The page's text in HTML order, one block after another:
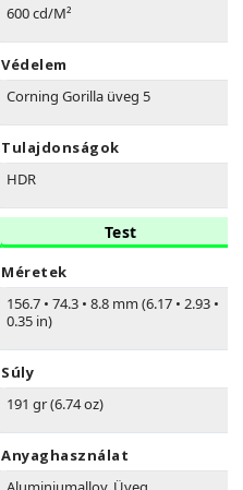
600 cd/M²
Védelem
Corning Gorilla üveg 5
Tulajdonságok
HDR
Test
Méretek
156.7 • 74.3 • 8.8 mm (6.17 • 2.93 •
0.35 in)
Súly
191 gr (6.74 oz)
Anyaghasználat